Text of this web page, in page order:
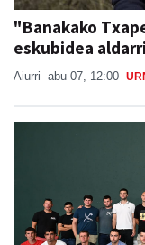
"Banakako
eskubidea
Aiurri abu 07, 12:00